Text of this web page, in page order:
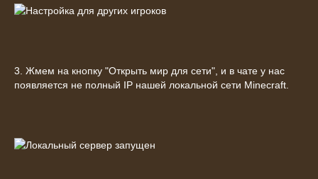
3. Жмем на кнопку "Открыть мир для сети", и в чате у нас
появляется не полный IP нашей локальной сети Minecraft.